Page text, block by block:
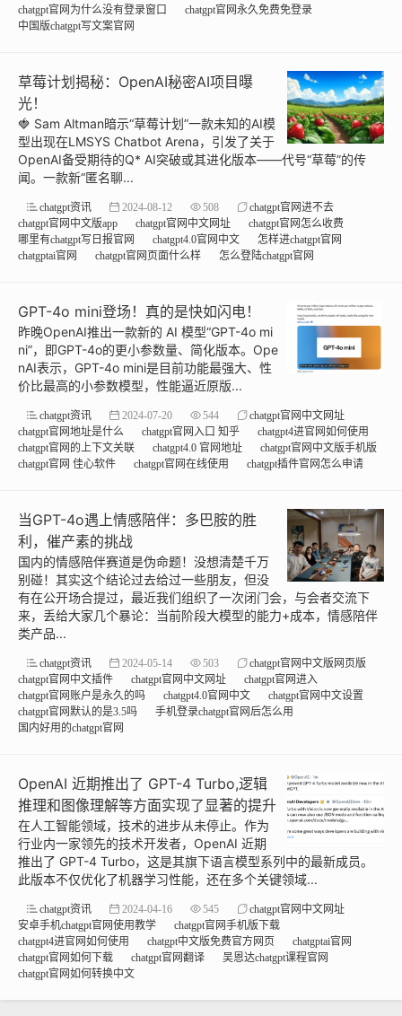
chatgpt官网为什么没有登录窗口
chatgpt官网永久免费免登录
中国版chatgpt写文案官网
草莓计划揭秘：OpenAI秘密AI项目曝
光！
🍓 Sam Altman暗示“草莓计划”一款未知的AI模
型出现在LMSYS Chatbot Arena，引发了关于
OpenAI备受期待的Q* AI突破或其进化版本——代号“草莓”的传
闻。一款新“匿名聊...
chatgpt资讯 2024-08-12 508
chatgpt官网进不去
chatgpt官网中文版app
chatgpt官网中文网址
chatgpt官网怎么收费
哪里有chatgpt写日报官网
chatgpt4.0官网中文
怎样进chatgpt官网
chatgptai官网
chatgpt官网页面什么样 怎么登陆chatgpt官网
GPT-4o mini登场！真的是快如闪电！
昨晚OpenAI推出一款新的 AI 模型“GPT-4o mi
ni”，即GPT-4o的更小参数量、简化版本。Ope
nAI表示，GPT-4o mini是目前功能最强大、性
价比最高的小参数模型，性能逼近原版...
chatgpt资讯 2024-07-20 544
chatgpt官网中文网址
chatgpt官网地址是什么
chatgpt官网入口 知乎
chatgpt4进官网如何使用
chatgpt官网的上下文关联
chatgpt4.0 官网地址
chatgpt官网中文版手机版
chatgpt官网 佳心软件
chatgpt官网在线使用 chatgpt插件官网怎么申请
当GPT-4o遇上情感陪伴：多巴胺的胜
利，催产素的挑战
国内的情感陪伴赛道是伪命题！没想清楚千万
别碰！其实这个结论过去给过一些朋友，但没
有在公开场合提过，最近我们组织了一次闭门会，与会者交流下
来，丢给大家几个暴论：当前阶段大模型的能力+成本，情感陪伴
类产品...
chatgpt资讯 2024-05-14 503
chatgpt官网中文版网页版
chatgpt官网中文插件
chatgpt官网中文网址
chatgpt官网进入
chatgpt官网账户是永久的吗
chatgpt4.0官网中文
chatgpt官网中文设置
chatgpt官网默认的是3.5吗
手机登录chatgpt官网后怎么用
国内好用的chatgpt官网
OpenAI 近期推出了 GPT-4 Turbo,逻辑
推理和图像理解等方面实现了显著的提升
在人工智能领域，技术的进步从未停止。作为
行业内一家领先的技术开发者，OpenAI 近期
推出了 GPT-4 Turbo，这是其旗下语言模型系列中的最新成员。
此版本不仅优化了机器学习性能，还在多个关键领域...
chatgpt资讯 2024-04-16 545
chatgpt官网中文网址
安卓手机chatgpt官网使用教学
chatgpt官网手机版下载
chatgpt4进官网如何使用
chatgpt中文版免费官方网页
chatgptai官网
chatgpt官网如何下载
chatgpt官网翻译
吴恩达chatgpt课程官网
chatgpt官网如何转换中文